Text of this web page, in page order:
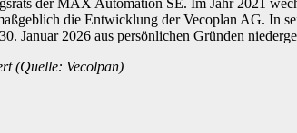
der MAX Automation SE. Im Jahr 2021
die Entwicklung der Vecoplan AG. In
Januar 2026 aus persönlichen Gründen
(Quelle: Vecolpan)